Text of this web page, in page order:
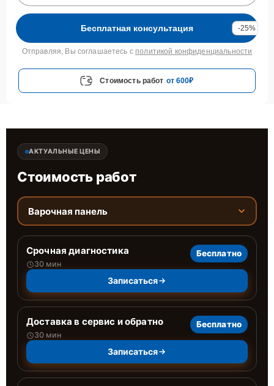
Бесплатная консультация -25%
Отправляя, Вы соглашаетесь с политикой конфиденциальности
Стоимость работ от 600₽
АКТУАЛЬНЫЕ ЦЕНЫ
Стоимость работ
Варочная панель
Срочная диагностика
30 мин
Бесплатно
Записаться
Доставка в сервис и обратно
30 мин
Бесплатно
Записаться